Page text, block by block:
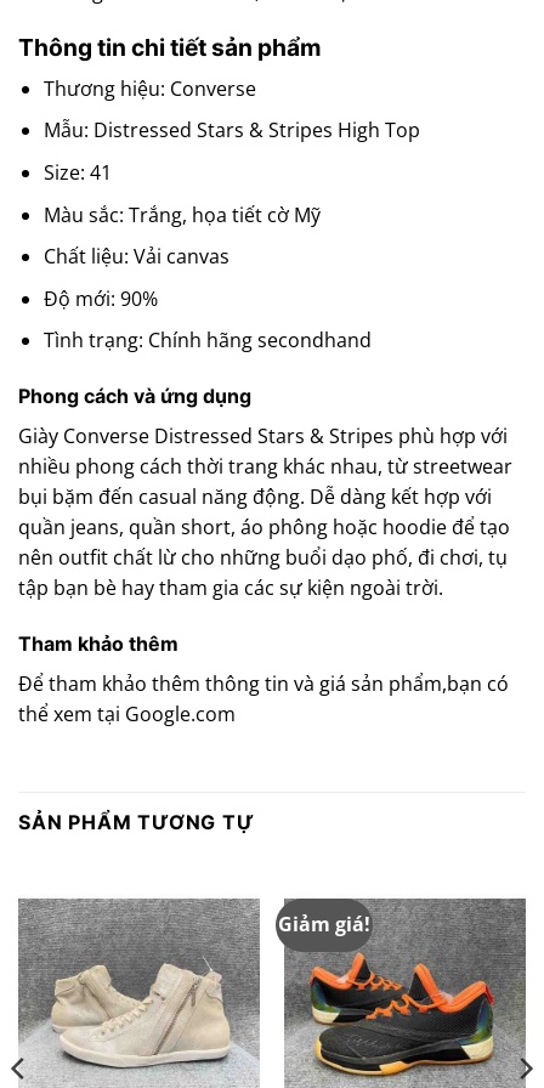
Thông tin chi tiết sản phẩm
Thương hiệu: Converse
Mẫu: Distressed Stars & Stripes High Top
Size: 41
Màu sắc: Trắng, họa tiết cờ Mỹ
Chất liệu: Vải canvas
Độ mới: 90%
Tình trạng: Chính hãng secondhand
Phong cách và ứng dụng
Giày Converse Distressed Stars & Stripes phù hợp với
nhiều phong cách thời trang khác nhau, từ streetwear
bụi bặm đến casual năng động. Dễ dàng kết hợp với
quần jeans, quần short, áo phông hoặc hoodie để tạo
nên outfit chất lừ cho những buổi dạo phố, đi chơi, tụ
tập bạn bè hay tham gia các sự kiện ngoài trời.
Tham khảo thêm
Để tham khảo thêm thông tin và giá sản phẩm,bạn có
thể xem tại Google.com
SẢN PHẨM TƯƠNG TỰ
Giảm giá!